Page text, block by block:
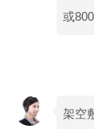
或
架空